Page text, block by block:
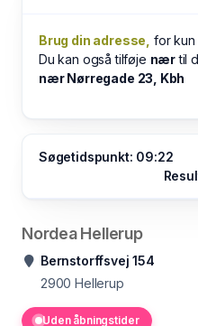
Brug din adresse, for kun
Du kan også tilføje nærtil
nær Nørregade 23, Kbh
Søgetidspunkt: 09:22
Nordea Hellerup
Bernstorffsvej 154
2900 Hellerup
Uden åbningstider